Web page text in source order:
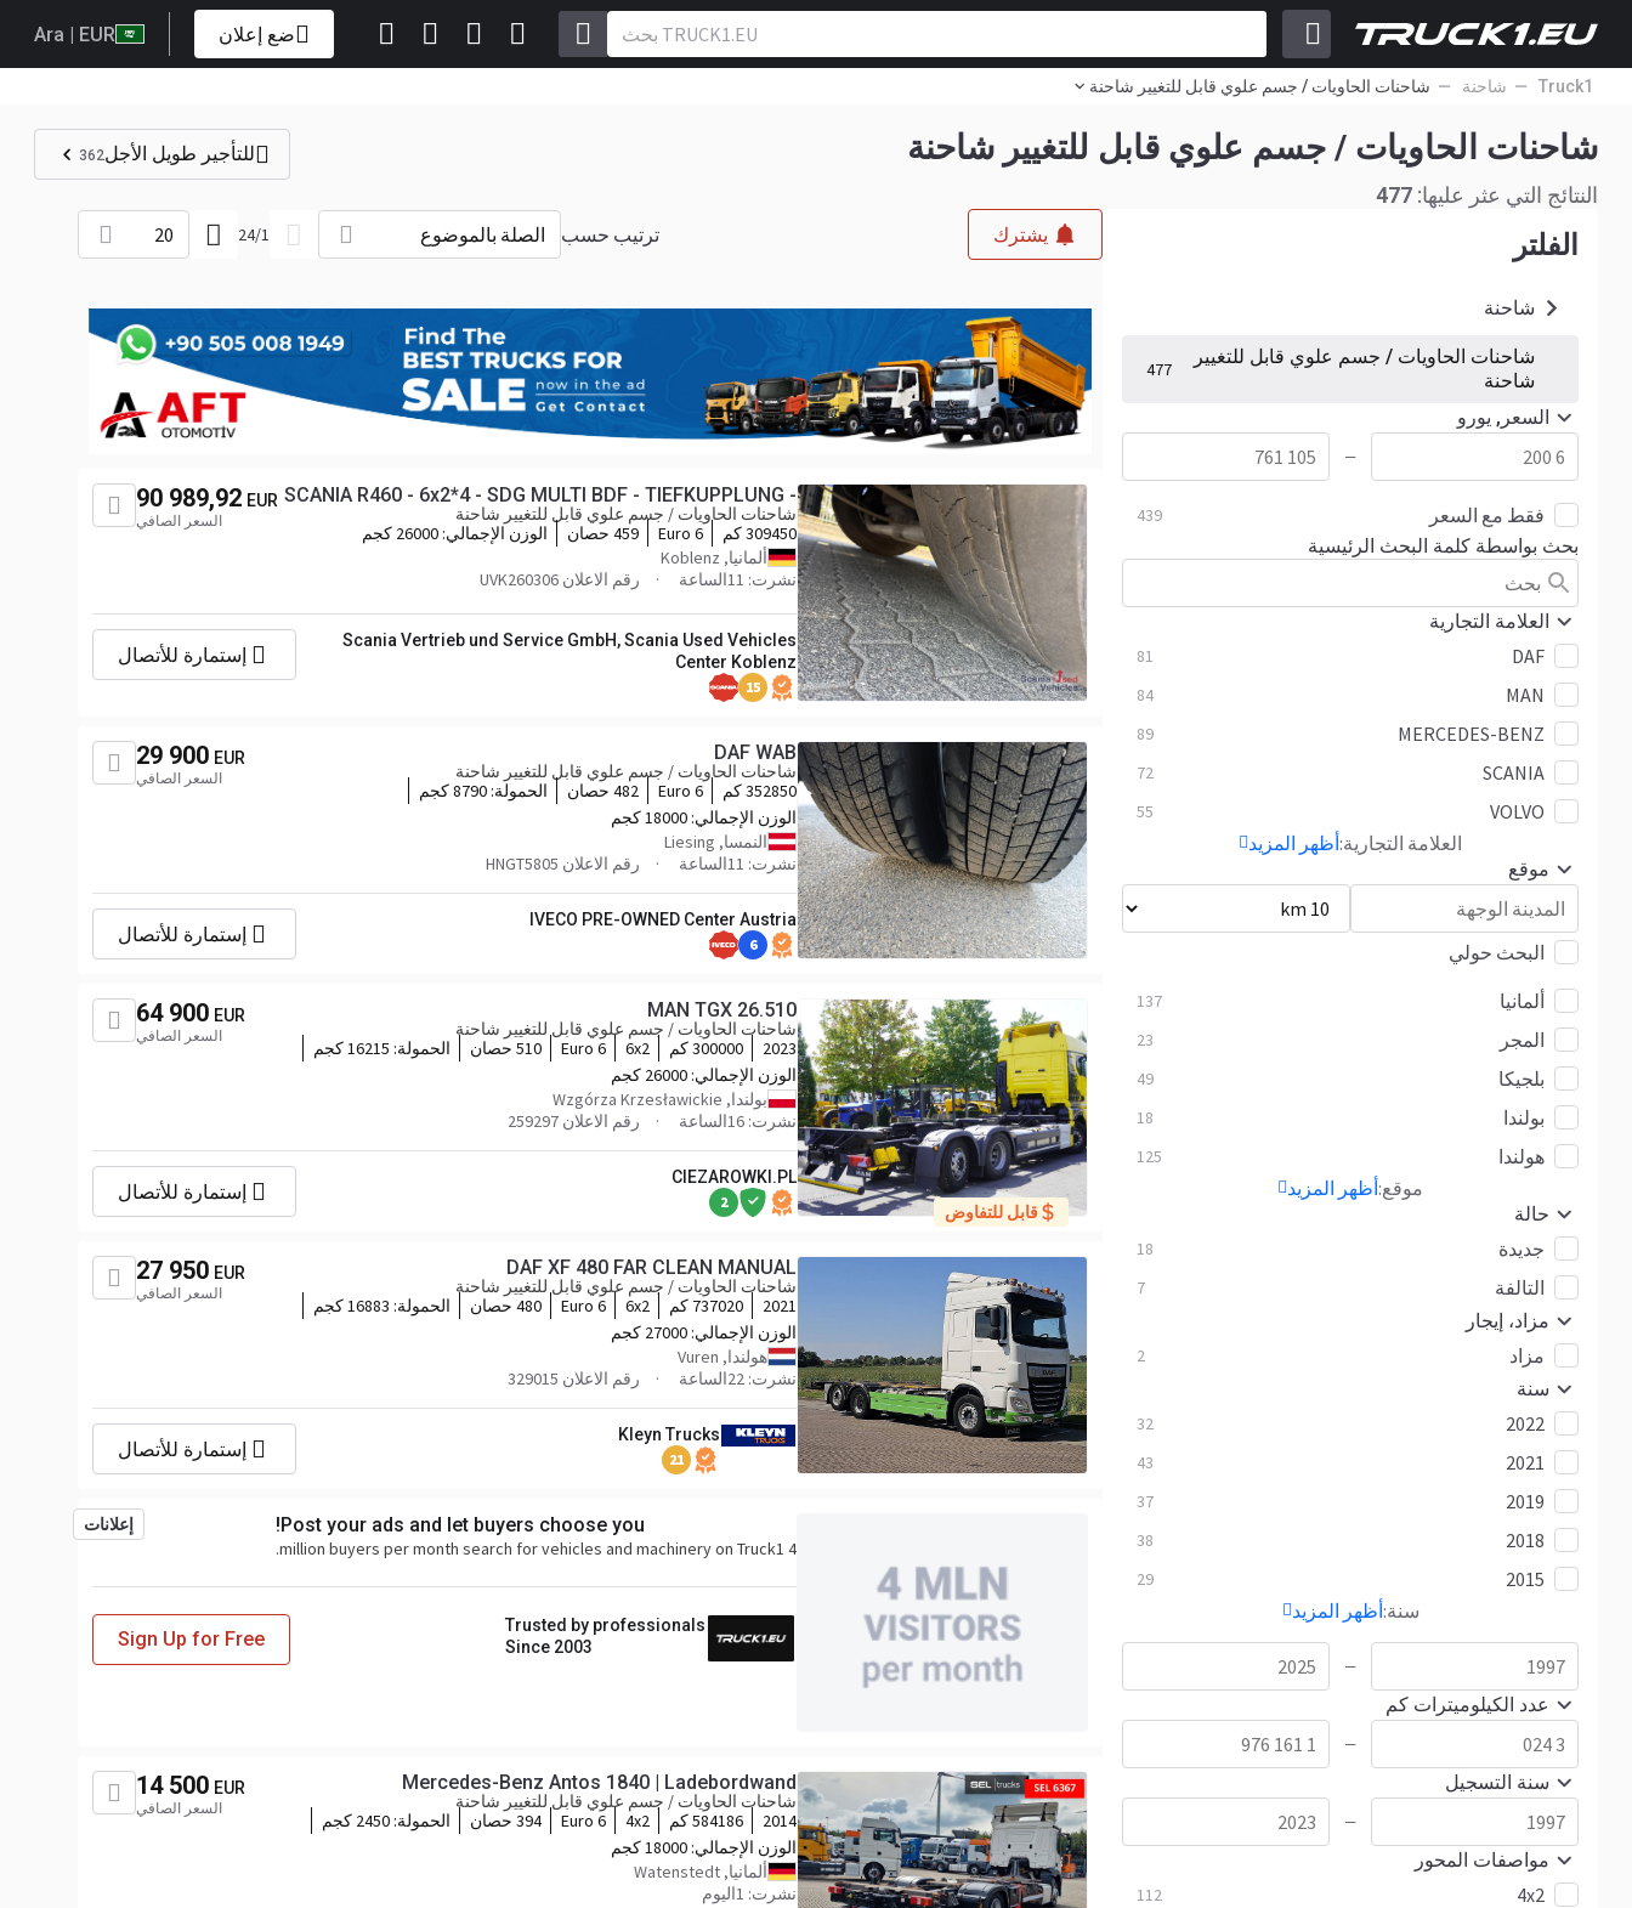
ضع إعلان Ara | EUR
Truck1 شاحنة شاحنات الحاويات / جسم علوي قابل للتغيير شاحنة
شاحنات الحاويات / جسم علوي قابل للتغيير شاحنة
النتائج التي عثر عليها: 477
للتأجير طويل الأجل362
الفلتر
شاحنة
شاحنات الحاويات / جسم علوي قابل للتغيير
شاحنة
477
السعر, يورو
—
فقط مع السعر 439
بحث بواسطة كلمة البحث الرئيسية
العلامة التجارية
DAF
81
MAN
84
MERCEDES-BENZ
89
SCANIA
72
VOLVO
55
العلامة التجارية:أظهر المزيد
موقع
البحث حولي
ألمانيا
137
المجر 23
بلجيكا 49
بولندا 18
هولندا 125
موقع:أظهر المزيد
حالة
جديدة 18
التالفة 7
مزاد، إيجار
مزاد 2
سنة
2022
32
2021
43
2019
37
2018
38
2015
29
سنة:أظهر المزيد
—
عدد الكيلوميترات كم
—
سنة التسجيل
—
مواصفات المحور
4x2
112
يشترك ترتيب حسب الصلة بالموضوع 1
/
24
20
SCANIA R460 - 6x2*4 - SDG MULTI BDF - TIEFKUPPLUNG -
شاحنات الحاويات / جسم علوي قابل للتغيير شاحنة
309450 كم
Euro 6 459 حصان الوزن الإجمالي: 26000 كجم
ألمانيا, Koblenz
نشرت: 11الساعة
رقم الاعلان UVK260306
90 989,92 EUR
السعر الصافي
Scania Vertrieb und Service GmbH, Scania Used Vehicles
Center Koblenz
15
إستمارة للأتصال
DAF WAB
شاحنات الحاويات / جسم علوي قابل للتغيير شاحنة
352850 كم
Euro 6 482 حصان الحمولة: 8790 كجم
الوزن الإجمالي: 18000 كجم
النمسا, Liesing
نشرت: 11الساعة
رقم الاعلان HNGT5805
29 900 EUR
السعر الصافي
IVECO PRE-OWNED Center Austria
6 إستمارة للأتصال
قابل للتفاوض
MAN TGX 26.510
شاحنات الحاويات / جسم علوي قابل للتغيير شاحنة
2023
300000 كم 6x2
Euro 6 510 حصان الحمولة: 16215 كجم
الوزن الإجمالي: 26000 كجم
بولندا, Wzgórza Krzesławickie
نشرت: 16الساعة
رقم الاعلان 259297
64 900 EUR
السعر الصافي
CIEZAROWKI.PL
2 إستمارة للأتصال
DAF XF 480 FAR CLEAN MANUAL
شاحنات الحاويات / جسم علوي قابل للتغيير شاحنة
2021
737020 كم 6x2
Euro 6 480 حصان الحمولة: 16883 كجم
الوزن الإجمالي: 27000 كجم
هولندا, Vuren
نشرت: 22الساعة
رقم الاعلان 329015
27 950 EUR
السعر الصافي
Kleyn Trucks
21 إستمارة للأتصال
إعلانات Post your ads and let buyers choose you!
4 million buyers per month search for vehicles and machinery on Truck1.
Trusted by professionals
Since 2003
Sign Up for Free
Mercedes-Benz Antos 1840 | Ladebordwand
شاحنات الحاويات / جسم علوي قابل للتغيير شاحنة
2014
584186 كم 4x2
Euro 6 394 حصان الحمولة: 2450 كجم
الوزن الإجمالي: 18000 كجم
ألمانيا, Watenstedt
نشرت: 1اليوم
14 500 EUR
السعر الصافي